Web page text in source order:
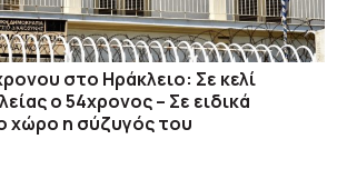
στο Ηράκλειο: Σε κελί
ο 54χρονος – Σε ειδικά
χώρο η σύζυγός του